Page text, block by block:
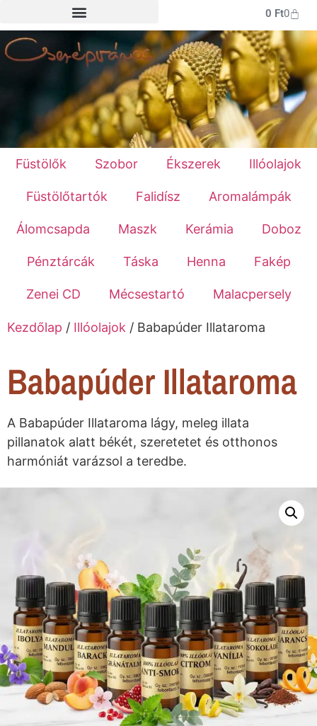
0 Ft0
Füstölők Szobor Ékszerek Illóolajok
Füstölőtartók Falidísz Aromalámpák
Álomcsapda Maszk Kerámia Doboz
Pénztárcák Táska Henna Fakép
Zenei CD Mécsestartó Malacpersely
Kezdőlap / Illóolajok / Babapúder Illataroma
Babapúder Illataroma
A Babapúder Illataroma lágy, meleg illata
pillanatok alatt békét, szeretetet és otthonos
harmóniát varázsol a teredbe.